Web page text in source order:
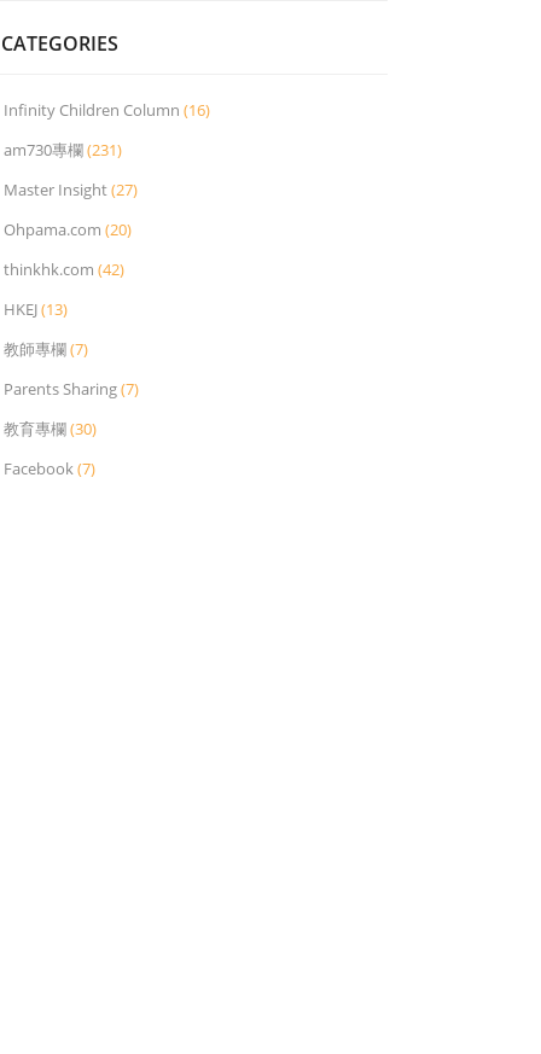
Infinity Children Column (16)
am730專欄(231)
Master Insight(27)
Ohpama.com (20)
thinkhk.com (42)
HKEJ(13)
教師專欄(7)
Parents Sharing(7)
教育專欄(30)
Facebook(7)